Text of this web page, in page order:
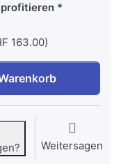
163.00)
BP Einbau Backofen
Weitersagen